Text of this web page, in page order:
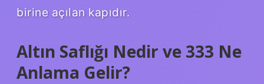
birine açılan kapıdır.
Altın Saflığı Nedir ve 333 Ne
Anlama Gelir?